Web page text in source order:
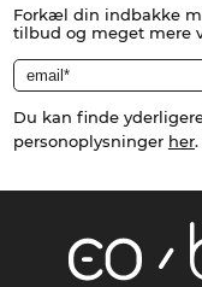
Forkæl din indbakke
tilbud og meget mere
Du kan finde
personoplysninger her.